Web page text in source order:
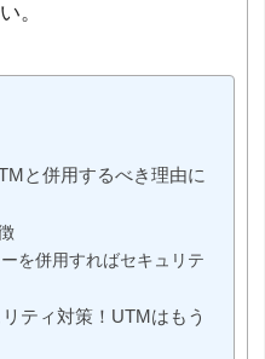
。
と併用するべき理由に
を併用すればセキュリテ
ティ対策！UTMはもう